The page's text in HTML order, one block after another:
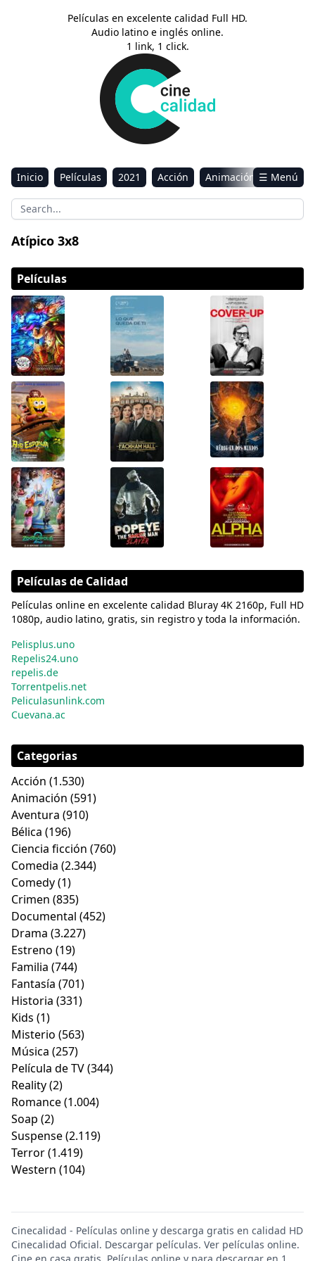
Películas en excelente calidad Full HD.
Audio latino e inglés online.
1 link, 1 click.
Inicio Películas 2021 Acción
Animación
Aventura
Ciencia ficción Comedia
Drama
Sci-Fi & Fantasy
☰ Menú
Atípico 3x8
Películas
Películas de Calidad
Películas online en excelente calidad Bluray 4K 2160p, Full HD
1080p, audio latino, gratis, sin registro y toda la información.
Pelisplus.uno
Repelis24.uno
repelis.de
Torrentpelis.net
Peliculasunlink.com
Cuevana.ac
Categorias
Acción (1.530)
Animación (591)
Aventura (910)
Bélica (196)
Ciencia ficción (760)
Comedia (2.344)
Comedy(1)
Crimen (835)
Documental (452)
Drama (3.227)
Estreno (19)
Familia (744)
Fantasía (701)
Historia (331)
Kids (1)
Misterio (563)
Música (257)
Película de TV(344)
Reality(2)
Romance(1.004)
Soap (2)
Suspense(2.119)
Terror(1.419)
Western (104)
Cinecalidad - Películas online y descarga gratis en calidad HD
Cinecalidad Oficial. Descargar películas. Ver películas online.